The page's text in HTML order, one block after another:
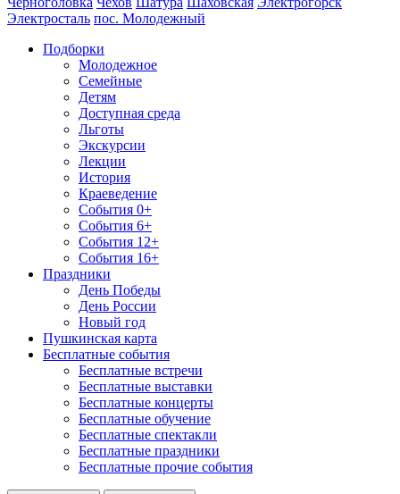
Электросталь пос. Молодежный
Подборки
Молодежное
Семейные
Детям
Доступная среда
Льготы
Экскурсии
Лекции
История
Краеведение
События 0+
События 6+
События 12+
События 16+
Праздники
День Победы
День России
Новый год
Пушкинская карта
Бесплатные события
Бесплатные встречи
Бесплатные выставки
Бесплатные концерты
Бесплатные обучение
Бесплатные спектакли
Бесплатные праздники
Бесплатные прочие события